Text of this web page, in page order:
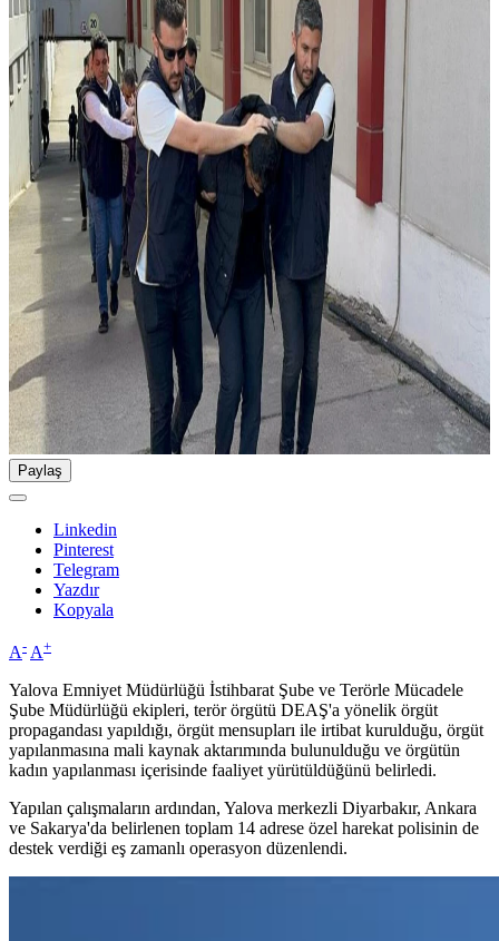
Paylaş
Linkedin
Pinterest
Telegram
Yazdır
Kopyala
A- A+
Yalova Emniyet Müdürlüğü İstihbarat Şube ve Terörle Mücadele
Şube Müdürlüğü ekipleri, terör örgütü DEAŞ'a yönelik örgüt
propagandası yapıldığı, örgüt mensupları ile irtibat kurulduğu, örgüt
yapılanmasına mali kaynak aktarımında bulunulduğu ve örgütün
kadın yapılanması içerisinde faaliyet yürütüldüğünü belirledi.
Yapılan çalışmaların ardından, Yalova merkezli Diyarbakır, Ankara
ve Sakarya'da belirlenen toplam 14 adrese özel harekat polisinin de
destek verdiği eş zamanlı operasyon düzenlendi.